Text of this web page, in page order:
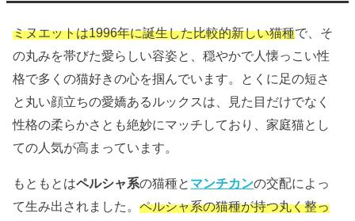
ミヌエットは1996年に誕生した比較的新しい猫種で、そ
の丸みを帯びた愛らしい容姿と、穏やかで人懐っこい性
格で多くの猫好きの心を掴んでいます。とくに足の短さ
と丸い顔立ちの愛嬌あるルックスは、見た目だけでなく
性格の柔らかさとも絶妙にマッチしており、家庭猫とし
ての人気が高まっています。
もともとはペルシャ系の猫種と マンチカンの交配によっ
て生み出されました。ペルシャ系の猫種が持つ丸く整っ